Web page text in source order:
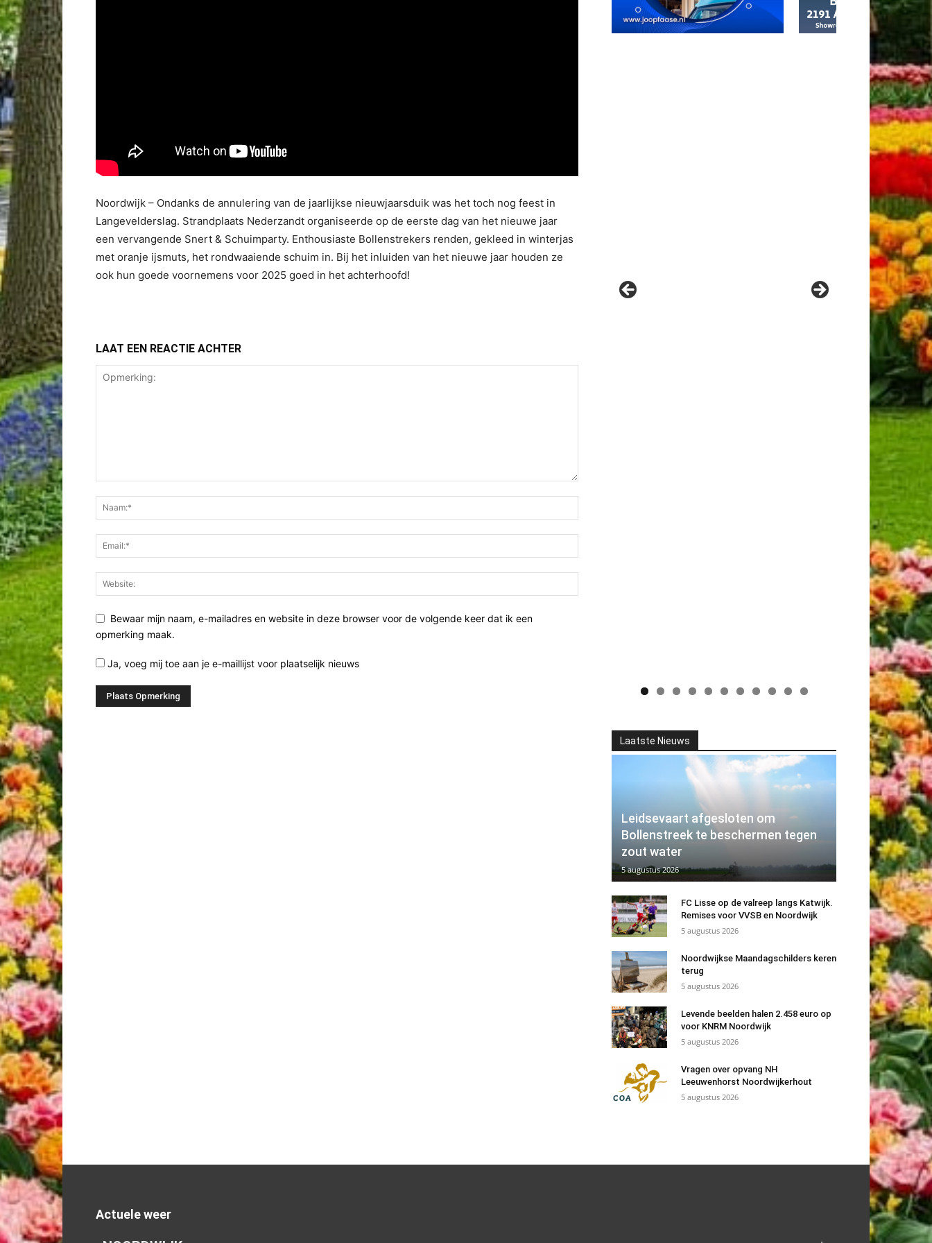
Noordwijk – Ondanks de annulering van de jaarlijkse nieuwjaarsduik was het toch nog feest in
Langevelderslag. Strandplaats Nederzandt organiseerde op de eerste dag van het nieuwe jaar
een vervangende Snert & Schuimparty. Enthousiaste Bollenstrekers renden, gekleed in winterjas
met oranje ijsmuts, het rondwaaiende schuim in. Bij het inluiden van het nieuwe jaar houden ze
ook hun goede voornemens voor 2025 goed in het achterhoofd!
LAAT EEN REACTIE ACHTER
Bewaar mijn naam, e-mailadres en website in deze browser voor de volgende keer dat ik een
opmerking maak.
Ja, voeg mij toe aan je e-maillijst voor plaatselijk nieuws
Laatste Nieuws
Leidsevaart afgesloten om
Bollenstreek te beschermen tegen
zout water
5 augustus 2026
FC Lisse op de valreep langs Katwijk.
Remises voor VVSB en Noordwijk
5 augustus 2026
Noordwijkse Maandagschilders keren
terug
5 augustus 2026
Levende beelden halen 2.458 euro op
voor KNRM Noordwijk
5 augustus 2026
Vragen over opvang NH
Leeuwenhorst Noordwijkerhout
5 augustus 2026
Actuele weer